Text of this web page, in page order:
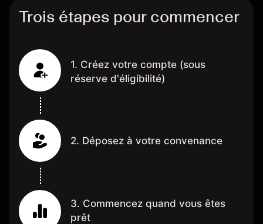
Trois étapes pour commencer
1. Créez votre compte (sous
réserve d'éligibilité)
2. Déposez à votre convenance
3. Commencez quand vous êtes
prêt